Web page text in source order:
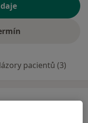
pacientů (3)